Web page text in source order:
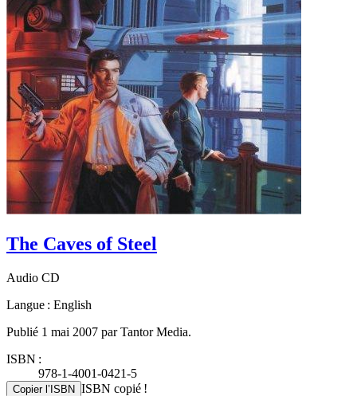
The Caves of Steel
Audio CD
Langue : English
Publié 1 mai 2007 par Tantor Media.
ISBN :
978-1-4001-0421-5
Copier l’ISBN ISBN copié !